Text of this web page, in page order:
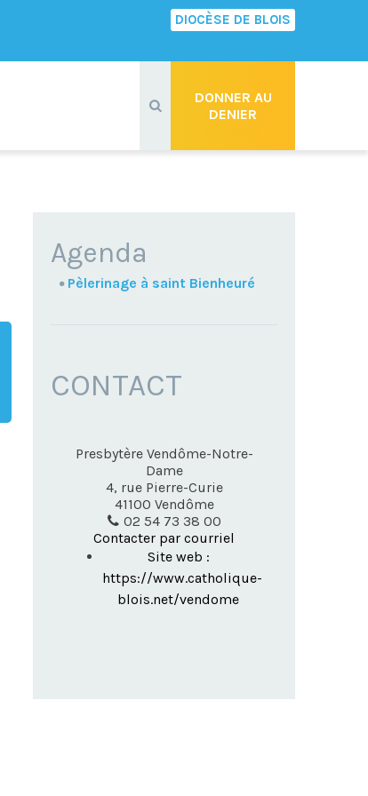
DIOCÈSE DE BLOIS
DONNER AU
DENIER
NAVIGATION
Agenda
Pèlerinage à saint Bienheuré
CONTACT
Presbytère Vendôme-Notre-
Dame
4, rue Pierre-Curie
41100 Vendôme
02 54 73 38 00
Contacter par courriel
Site web :
https://www.catholique-
blois.net/vendome